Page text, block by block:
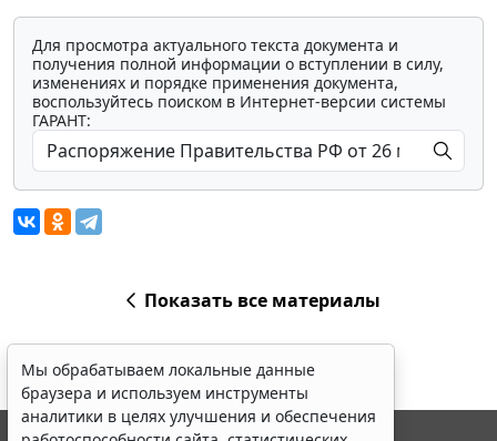
Для просмотра актуального текста документа и
получения полной информации о вступлении в силу,
изменениях и порядке применения документа,
воспользуйтесь поиском в Интернет-версии системы
ГАРАНТ:
Показать все материалы
Мы обрабатываем локальные данные
браузера и используем инструменты
аналитики в целях улучшения и обеспечения